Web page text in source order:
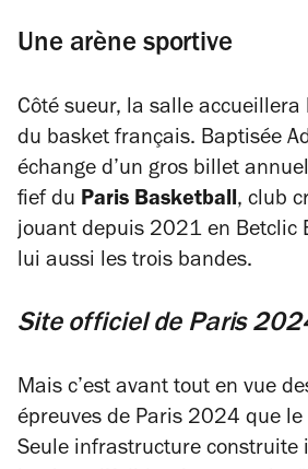
Une arène sportive
Côté sueur, la salle
du basket français. Baptisée
échange d’un gros billet
fief du Paris Basketball, club
jouant depuis 2021 en Betclic
lui aussi les trois bandes.
Site officiel de Paris
Mais c’est avant tout en vue
épreuves de Paris 2024 que le
Seule infrastructure construite